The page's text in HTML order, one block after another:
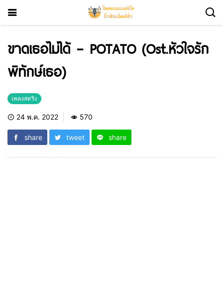
ขาดเธอไม่ได้ – POTATO (Ost.หัวใจรัก
พิทักษ์เธอ)
เพลงสตริง
24 พ.ค. 2022 570
share tweet share